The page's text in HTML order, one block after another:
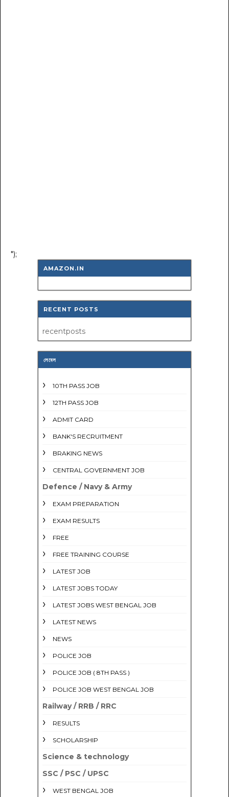
");
AMAZON.IN
RECENT POSTS
recentposts
লেবেল
10TH PASS JOB
12TH PASS JOB
ADMIT CARD
BANK'S RECRUITMENT
BRAKING NEWS
CENTRAL GOVERNMENT JOB
Defence / Navy & Army
EXAM PREPARATION
EXAM RESULTS
FREE
FREE TRAINING COURSE
LATEST JOB
LATEST JOBS TODAY
LATEST JOBS WEST BENGAL JOB
LATEST NEWS
NEWS
POLICE JOB
POLICE JOB ( 8TH PASS )
POLICE JOB WEST BENGAL JOB
Railway / RRB / RRC
RESULTS
SCHOLARSHIP
Science & technology
SSC / PSC / UPSC
WEST BENGAL JOB